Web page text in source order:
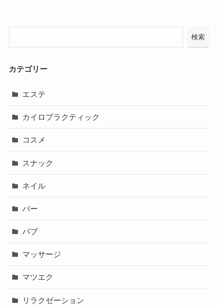
検索
カテゴリー
エステ
カイロプラクティック
コスメ
スナック
ネイル
バー
パブ
マッサージ
マツエク
リラクゼーション